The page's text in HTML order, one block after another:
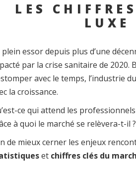
LES
plein essor depuis plus d’une
par la crise sanitaire de 2020.
avec le temps, l’industrie
la croissance.
ce qui attend les
à quoi le marché se relèvera-t-il
de mieux cerner les enjeux
et chiffres clés du